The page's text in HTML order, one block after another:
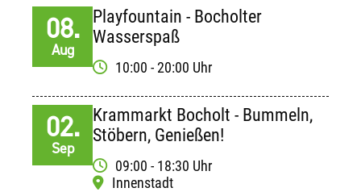
08.
Aug
Playfountain - Bocholter
Wasserspaß
10:00 - 20:00 Uhr
02.
Sep
Krammarkt Bocholt - Bummeln,
Stöbern, Genießen!
09:00 - 18:30 Uhr
Innenstadt